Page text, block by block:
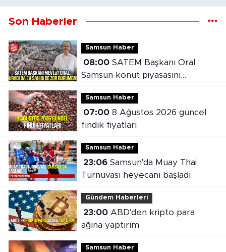
Son Haberler
Samsun Haber
08:00SATEM Başkanı Oral
Samsun konut piyasasını
değerlendirdi
Samsun Haber
07:008 Ağustos 2026 güncel
fındık fiyatları
Samsun Haber
23:06Samsun'da Muay Thai
Turnuvası heyecanı başladı
Gündem Haberleri
23:00ABD'den kripto para
ağına yaptırım
Samsun Haber